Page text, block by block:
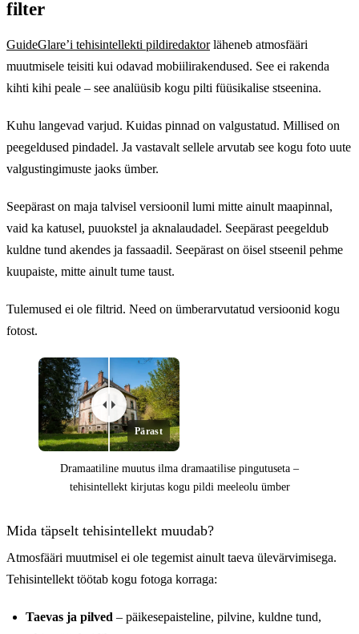
filter
GuideGlare’i tehisintellekti pildiredaktorläheneb atmosfääri
muutmisele teisiti kui odavad mobiilirakendused. See ei rakenda
kihti kihi peale – see analüüsib kogu pilti füüsikalise stseenina.
Kuhu langevad varjud. Kuidas pinnad on valgustatud. Millised on
peegeldused pindadel. Ja vastavalt sellele arvutab see kogu foto uute
valgustingimuste jaoks ümber.
Seepärast on maja talvisel versioonil lumi mitte ainult maapinnal,
vaid ka katusel, puuokstel ja aknalaudadel. Seepärast peegeldub
kuldne tund akendes ja fassaadil. Seepärast on öisel stseenil pehme
kuupaiste, mitte ainult tume taust.
Tulemused ei ole filtrid. Need on ümberarvutatud versioonid kogu
fotost.
Enne
Pärast
Dramaatiline muutus ilma dramaatilise pingutuseta –
tehisintellekt kirjutas kogu pildi meeleolu ümber
Mida täpselt tehisintellekt muudab?
Atmosfääri muutmisel ei ole tegemist ainult taeva ülevärvimisega.
Tehisintellekt töötab kogu fotoga korraga:
Taevas ja pilved – päikesepaisteline, pilvine, kuldne tund,